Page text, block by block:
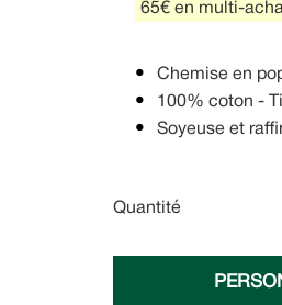
65€ en multi-
Chemise en
100% coton -
Soyeuse et
Quantité